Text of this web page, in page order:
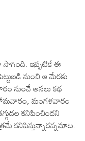
ఇప్ప‌టికే ఈ
నుంచి ఆ మేర‌కు
నుంచే అస‌లు క‌థ
సోమ‌వారం, మంగ‌ళ‌వారం
క‌నిపించింద‌ని
క‌నిపిస్తున్నార‌న్న‌మాట‌.